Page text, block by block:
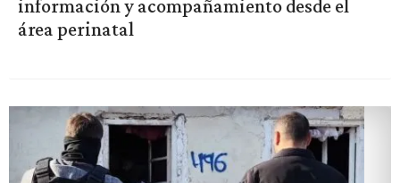
información y acompañamiento desde el
área perinatal